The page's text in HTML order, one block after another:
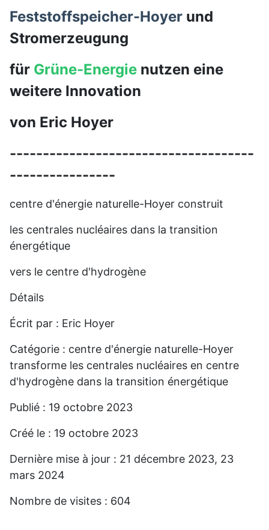
Feststoffspeicher-Hoyer und
Stromerzeugung
für Grüne-Energie nutzen eine
weitere Innovation
von Eric Hoyer
-------------------------------------
----------------
centre d'énergie naturelle-Hoyer construit
les centrales nucléaires dans la transition
énergétique
vers le centre d'hydrogène
Détails
Écrit par : Eric Hoyer
Catégorie : centre d'énergie naturelle-Hoyer
transforme les centrales nucléaires en centre
d'hydrogène dans la transition énergétique
Publié : 19 octobre 2023
Créé le : 19 octobre 2023
Dernière mise à jour : 21 décembre 2023, 23
mars 2024
Nombre de visites : 604